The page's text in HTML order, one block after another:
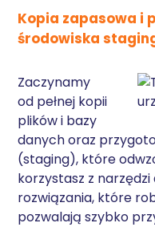
Kopia zapasowa i
środowiska
Zaczynamy
od pełnej kopii
plików i bazy
danych oraz
(staging), które
korzystasz z
rozwiązania, które
pozwalają szybko